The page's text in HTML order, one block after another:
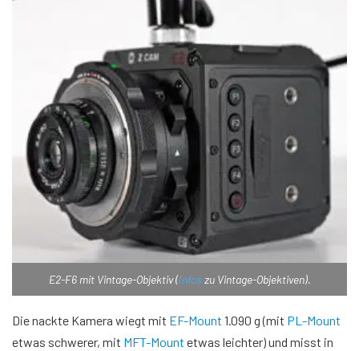
E2-F6 mit Vintage-Objektiv (Infos zu Vintage-Objektiven).
Die nackte Kamera wiegt mit EF-Mount 1.090 g (mit PL-Mount
etwas schwerer, mit MFT-Mount etwas leichter) und misst in